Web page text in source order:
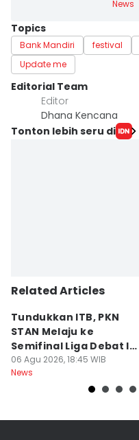
News
Topics
Bank Mandiri festival
Update me
Editorial Team
Editor
Dhana Kencana
Tonton lebih seru di
Related Articles
Tundukkan ITB, PKN
STAN Melaju ke
Semifinal Liga Debat IDN
Times 2026
06 Agu 2026, 18:45 WIB
News